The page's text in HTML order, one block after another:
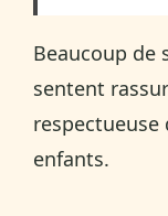
Beaucoup de
sentent
enfants.